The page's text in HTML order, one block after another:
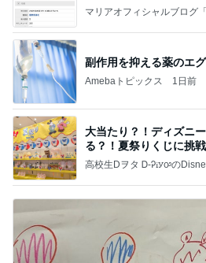
マリアオフィシャルブログ
副作用を抑える薬のエ
Amebaトピックス 1日前
大当たり？！ディズニ
る？！夏祭りくじに挑戦